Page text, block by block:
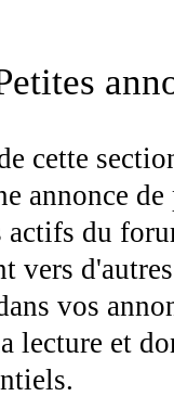
cette
annonce
actifs du
vers
vos
et